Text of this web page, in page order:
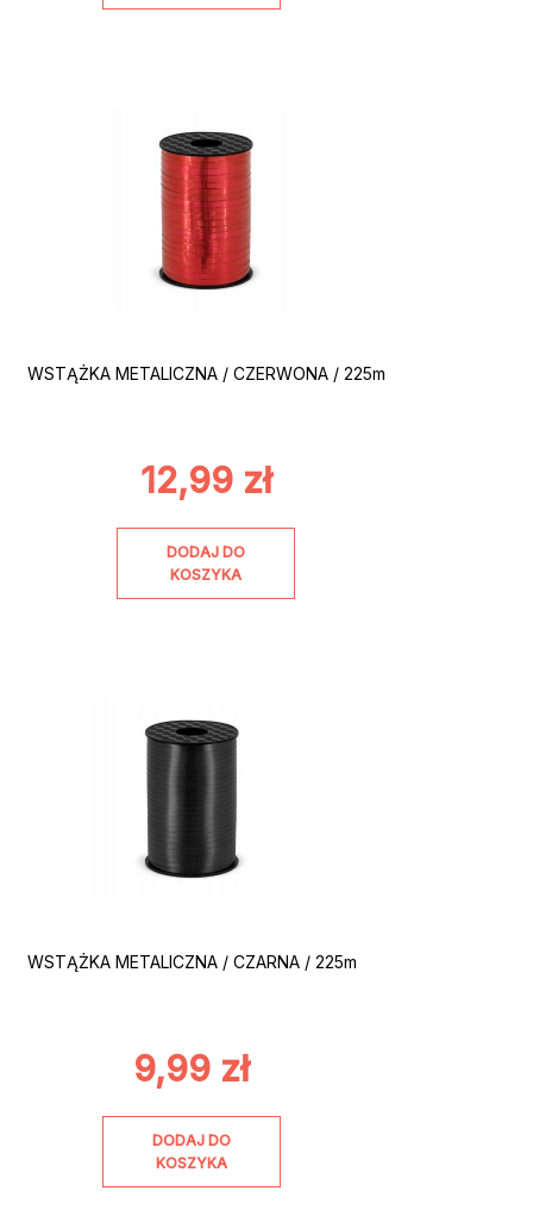
WSTĄŻKA METALICZNA / CZERWONA / 225m
12,99 zł
DODAJ DO
KOSZYKA
WSTĄŻKA METALICZNA / CZARNA / 225m
9,99 zł
DODAJ DO
KOSZYKA